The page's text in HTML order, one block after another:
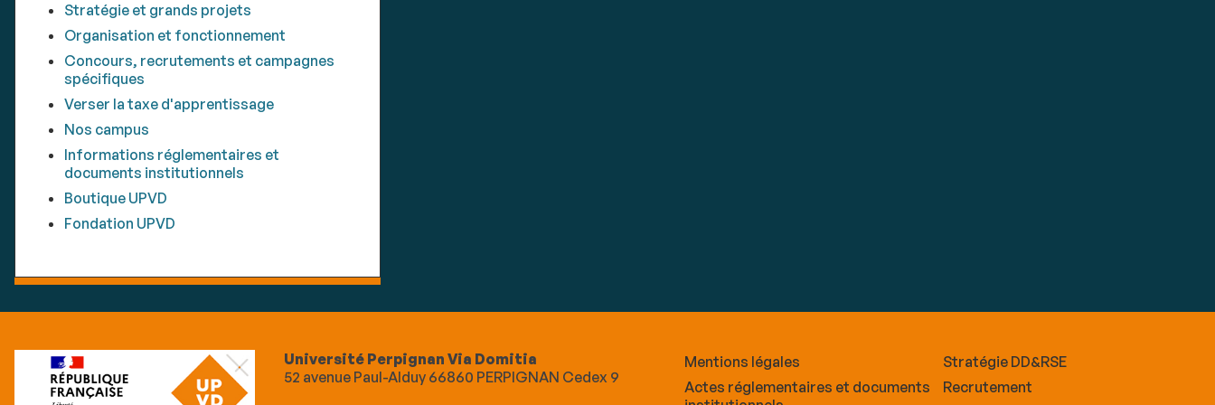
Stratégie et grands projets
Organisation et fonctionnement
Concours, recrutements et campagnes
spécifiques
Verser la taxe d'apprentissage
Nos campus
Informations réglementaires et
documents institutionnels
Boutique UPVD
Fondation UPVD
Université Perpignan Via Domitia
52 avenue Paul-Alduy 66860 PERPIGNAN Cedex 9
Mentions légales
Actes réglementaires et documents
Stratégie DD&RSE
Recrutement